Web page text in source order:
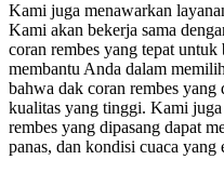
Kami juga menawarkan
Kami akan bekerja sama
coran rembes yang tepat
membantu Anda dalam
bahwa dak coran rembes yang
kualitas yang tinggi. Kami
rembes yang dipasang dapat
panas, dan kondisi cuaca yang